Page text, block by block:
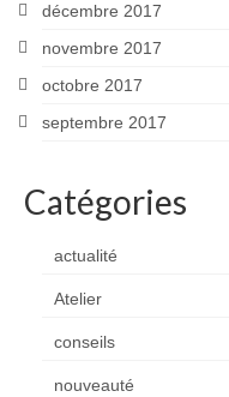
décembre 2017
novembre 2017
octobre 2017
septembre 2017
Catégories
actualité
Atelier
conseils
nouveauté